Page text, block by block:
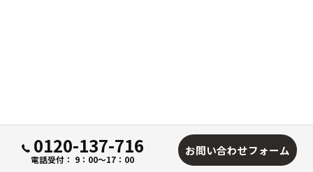
0120-137-716
電話受付： 9：00～17：00
お問い合わせフォーム